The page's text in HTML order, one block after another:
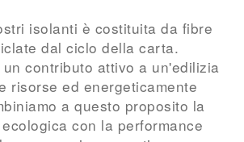
isolanti è costituita da fibre
dal ciclo della carta.
contributo attivo a un'edilizia
risorse ed energeticamente
a questo proposito la
con la performance